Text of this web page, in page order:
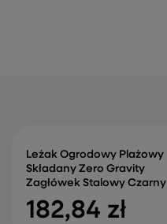
Leżak Ogrodowy Plażowy
Składany Zero Gravity
Zagłówek Stalowy Czarny
182,84 zł